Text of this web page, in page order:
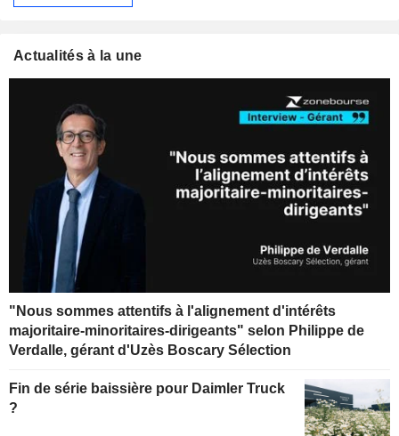
Actualités à la une
"Nous sommes attentifs à l'alignement d'intérêts
majoritaire-minoritaires-dirigeants" selon Philippe de
Verdalle, gérant d'Uzès Boscary Sélection
Fin de série baissière pour Daimler Truck
?